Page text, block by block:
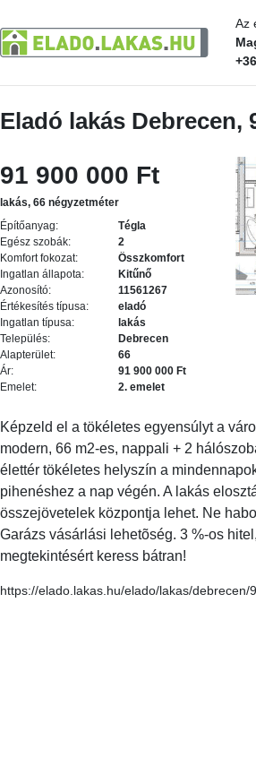
Az
Eladó lakás Debrecen,
91 900 000 Ft
lakás, 66 négyzetméter
Építőanyag:
Tégla
Egész szobák:
2
Komfort fokozat:
Összkomfort
Ingatlan állapota:
Kitűnő
Azonosító:
11561267
Értékesítés típusa:
eladó
Ingatlan típusa:
lakás
Település:
Debrecen
Alapterület:
66
Ár:
91 900 000 Ft
Emelet:
2. emelet
Képzeld el a tökéletes egyensúlyt a
modern, 66 m2-es, nappali + 2
élettér tökéletes helyszín a
pihenéshez a nap végén. A lakás
összejövetelek központja lehet. Ne
Garázs vásárlási lehetõség. 3 %-os
megtekintésért keress bátran!
https://elado.lakas.hu/elado/lakas/